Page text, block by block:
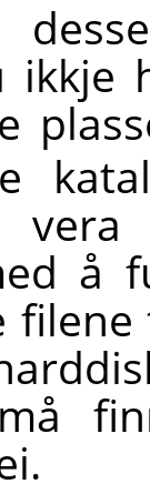
ikkje
å
må